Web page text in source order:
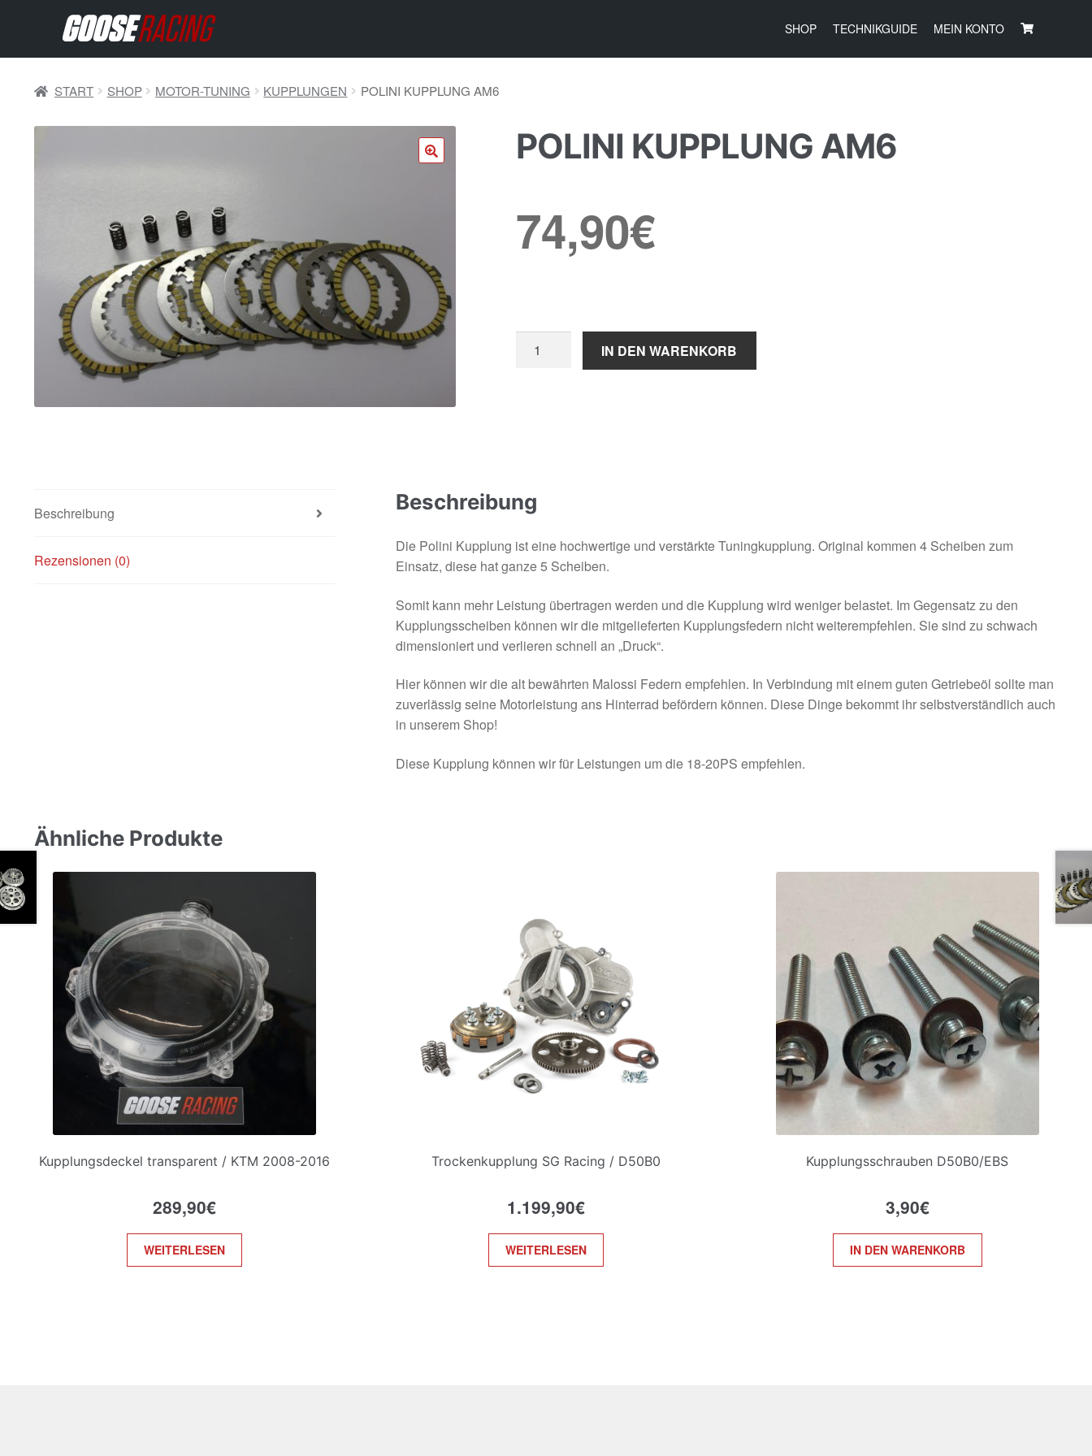
SHOP TECHNIKGUIDE MEIN KONTO
START SHOP MOTOR-TUNING KUPPLUNGEN POLINI KUPPLUNG AM6
POLINI KUPPLUNG AM6
74,90€
Kupplung
IN DEN WARENKORB
Beschreibung
Rezensionen (0)
Beschreibung
Die Polini Kupplung ist eine hochwertige und verstärkte Tuningkupplung. Original kommen 4 Scheiben zum
Einsatz, diese hat ganze 5 Scheiben.
Somit kann mehr Leistung übertragen werden und die Kupplung wird weniger belastet. Im Gegensatz zu den
Kupplungsscheiben können wir die mitgelieferten Kupplungsfedern nicht weiterempfehlen. Sie sind zu schwach
dimensioniert und verlieren schnell an „Druck“.
Hier können wir die alt bewährten Malossi Federn empfehlen. In Verbindung mit einem guten Getriebeöl sollte man
zuverlässig seine Motorleistung ans Hinterrad befördern können. Diese Dinge bekommt ihr selbstverständlich auch
in unserem Shop!
Diese Kupplung können wir für Leistungen um die 18-20PS empfehlen.
Ähnliche Produkte
Kupplungsdeckel transparent / KTM 2008-2016
289,90€
WEITERLESEN
Trockenkupplung SG Racing / D50B0
1.199,90€
WEITERLESEN
Kupplungsschrauben D50B0/EBS
3,90€
IN DEN WARENKORB